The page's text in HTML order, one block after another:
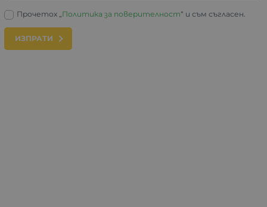
Прочетох „Политика за поверителност“ и съм съгласен.
ИЗПРАТИ